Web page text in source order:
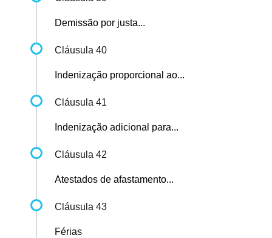
Demissão por justa...
Cláusula 40
Indenização proporcional ao...
Cláusula 41
Indenização adicional para...
Cláusula 42
Atestados de afastamento...
Cláusula 43
Férias